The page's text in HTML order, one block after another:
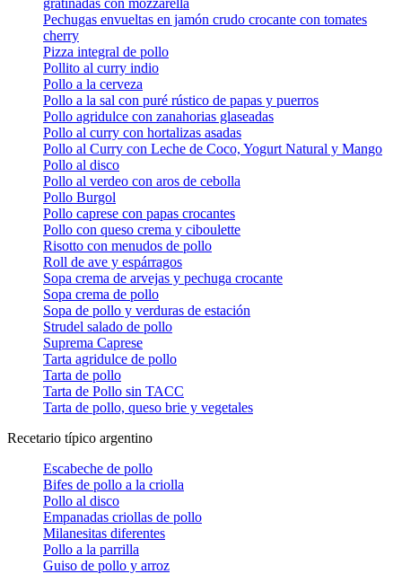
Pechugas envueltas en jamón crudo crocante con tomates
cherry
Pizza integral de pollo
Pollito al curry indio
Pollo a la cerveza
Pollo a la sal con puré rústico de papas y puerros
Pollo agridulce con zanahorias glaseadas
Pollo al curry con hortalizas asadas
Pollo al Curry con Leche de Coco, Yogurt Natural y Mango
Pollo al disco
Pollo al verdeo con aros de cebolla
Pollo Burgol
Pollo caprese con papas crocantes
Pollo con queso crema y ciboulette
Risotto con menudos de pollo
Roll de ave y espárragos
Sopa crema de arvejas y pechuga crocante
Sopa crema de pollo
Sopa de pollo y verduras de estación
Strudel salado de pollo
Suprema Caprese
Tarta agridulce de pollo
Tarta de pollo
Tarta de Pollo sin TACC
Tarta de pollo, queso brie y vegetales
Recetario típico argentino
Escabeche de pollo
Bifes de pollo a la criolla
Pollo al disco
Empanadas criollas de pollo
Milanesitas diferentes
Pollo a la parrilla
Guiso de pollo y arroz